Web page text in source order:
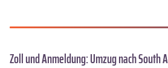
Zoll und Anmeldung: Umzug nach